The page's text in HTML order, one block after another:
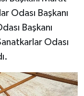
Odası Başkanı
Başkanı
Odası